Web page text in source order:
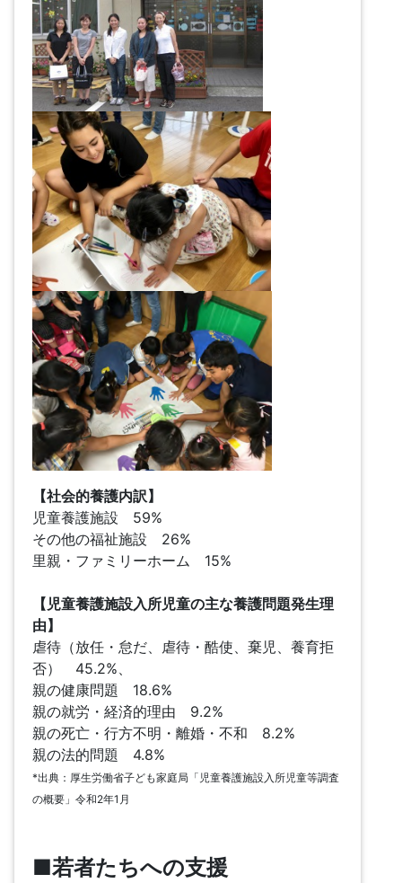
【社会的養護内訳】
児童養護施設 59%
その他の福祉施設 26%
里親・ファミリーホーム 15%
【児童養護施設入所児童の主な養護問題発生理
由】
虐待（放任・怠だ、虐待・酷使、棄児、養育拒
否） 45.2%、
親の健康問題 18.6%
親の就労・経済的理由 9.2%
親の死亡・行方不明・離婚・不和 8.2%
親の法的問題 4.8%
*出典：厚生労働省子ども家庭局「児童養護施設入所児童等調査
の概要」令和2年1月
■若者たちへの支援